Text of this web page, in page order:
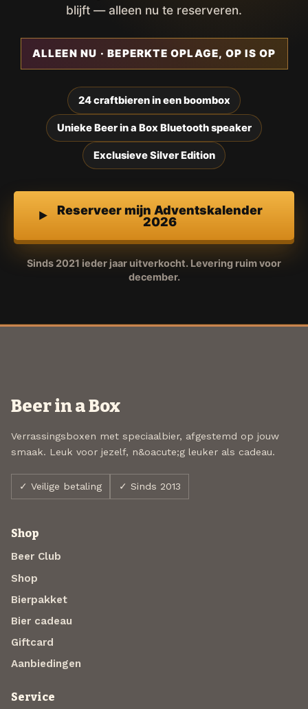
blijft — alleen nu te reserveren.
ALLEEN NU · BEPERKTE OPLAGE, OP IS OP
24 craftbieren in een boombox
Unieke Beer in a Box Bluetooth speaker
Exclusieve Silver Edition
Reserveer mijn Adventskalender
2026
Sinds 2021 ieder jaar uitverkocht. Levering ruim voor
december.
Beer in a Box
Verrassingsboxen met speciaalbier, afgestemd op jouw
smaak. Leuk voor jezelf, n&oacute;g leuker als cadeau.
✓ Veilige betaling ✓ Sinds 2013
Shop
Beer Club
Shop
Bierpakket
Bier cadeau
Giftcard
Aanbiedingen
Service